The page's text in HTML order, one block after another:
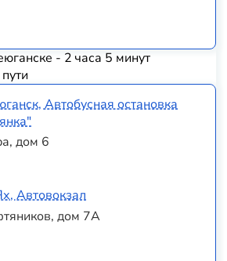
- 2 часа 5 минут
Автобусная остановка
дом 6
Автовокзал
дом 7А